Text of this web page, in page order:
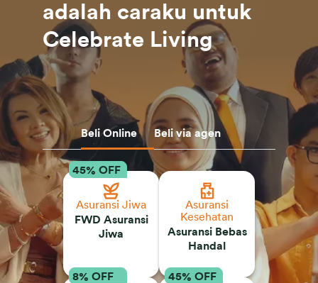
adalah caraku untuk
Celebrate Living
Beli Online Beli via agen
45% OFF
Asuransi Jiwa
FWD Asuransi
Jiwa
Asuransi
Kesehatan
Asuransi Bebas
Handal
8% OFF 45% OFF